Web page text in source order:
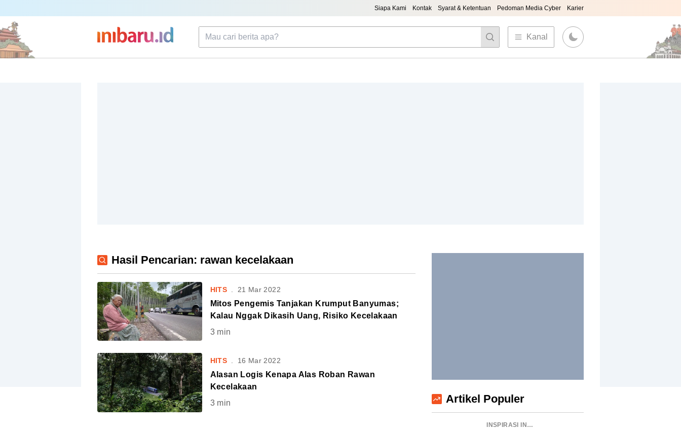
Siapa Kami Kontak Syarat & Ketentuan Pedoman Media Cyber Karier
Kanal
Hasil Pencarian: rawan kecelakaan
HITS 21 Mar 2022
Mitos Pengemis Tanjakan Krumput Banyumas;
Kalau Nggak Dikasih Uang, Risiko Kecelakaan
3min
HITS . 16 Mar 2022
Alasan Logis Kenapa Alas Roban Rawan
Kecelakaan
3min Artikel Populer
INSPIRASI INDONESIA